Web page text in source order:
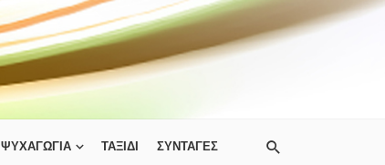
ΨΥΧΑΓΩΓΙΑ ΤΑΞΙΔΙ ΣΥΝΤΑΓΕΣ